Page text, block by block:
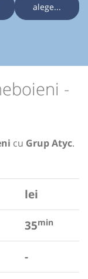
alege...
-
cu Grup Atyc.
lei
35min
-